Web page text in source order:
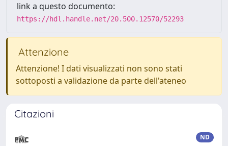
link a questo documento:
https://hdl.handle.net/20.500.12570/52293
Attenzione
Attenzione! I dati visualizzati non sono stati
sottoposti a validazione da parte dell'ateneo
Citazioni
ND